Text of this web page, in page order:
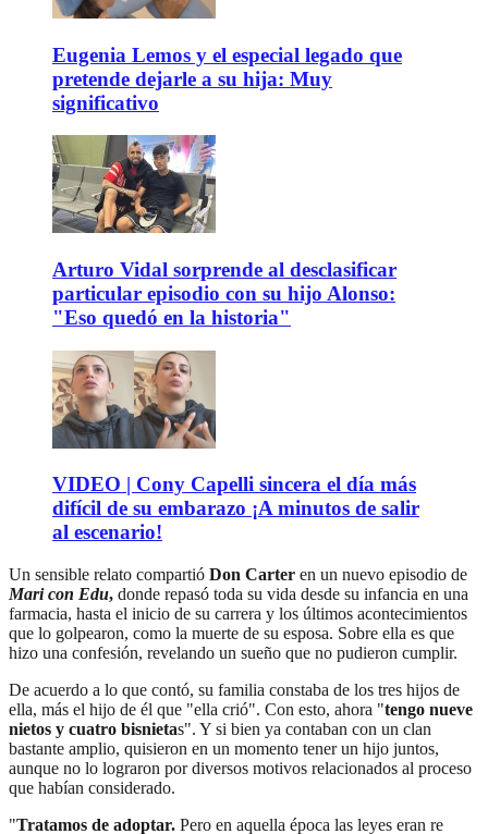
Eugenia Lemos y el especial legado que
pretende dejarle a su hija: Muy
significativo
Arturo Vidal sorprende al desclasificar
particular episodio con su hijo Alonso:
"Eso quedó en la historia"
VIDEO | Cony Capelli sincera el día más
difícil de su embarazo ¡A minutos de salir
al escenario!
Un sensible relato compartió Don Carter en un nuevo episodio de
Mari con Edu, donde repasó toda su vida desde su infancia en una
farmacia, hasta el inicio de su carrera y los últimos acontecimientos
que lo golpearon, como la muerte de su esposa. Sobre ella es que
hizo una confesión, revelando un sueño que no pudieron cumplir.
De acuerdo a lo que contó, su familia constaba de los tres hijos de
ella, más el hijo de él que "ella crió". Con esto, ahora "tengo nueve
nietos y cuatro bisnietas". Y si bien ya contaban con un clan
bastante amplio, quisieron en un momento tener un hijo juntos,
aunque no lo lograron por diversos motivos relacionados al proceso
que habían considerado.
"Tratamos de adoptar. Pero en aquella época las leyes eran re